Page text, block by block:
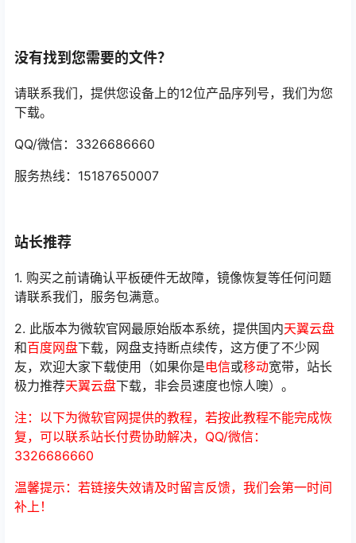
没有找到您需要的文件？
请联系我们，提供您设备上的12位产品序列号，我们为您
下载。
QQ/微信：3326686660
服务热线：15187650007
站长推荐
1. 购买之前请确认平板硬件无故障，镜像恢复等任何问题
请联系我们，服务包满意。
2. 此版本为微软官网最原始版本系统，提供国内天翼云盘
和百度网盘下载，网盘支持断点续传，这方便了不少网
友，欢迎大家下载使用（如果你是电信或移动宽带，站长
极力推荐天翼云盘下载，非会员速度也惊人噢）。
注：以下为微软官网提供的教程，若按此教程不能完成恢
复，可以联系站长付费协助解决，QQ/微信：
3326686660
温馨提示：若链接失效请及时留言反馈，我们会第一时间
补上！